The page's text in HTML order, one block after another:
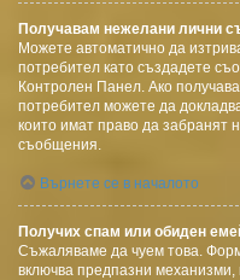
Получавам нежелани лични
Можете автоматично да
потребител като създадете
Контролен Панел. Ако
потребител можете да
които имат право да забранят
съобщения.
Върнете се в началото
Получих спам или обиден
Съжаляваме да чуем това.
включва предпазни механизми,